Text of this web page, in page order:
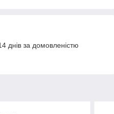
днів за домовленістю